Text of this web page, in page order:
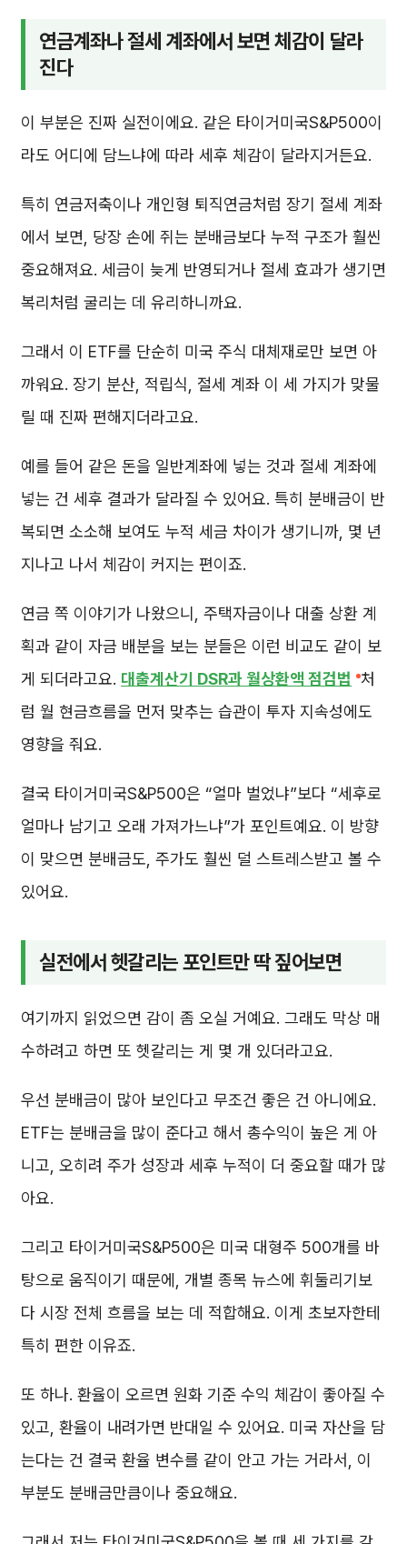
연금계좌나 절세 계좌에서 보면 체감이 달라
진다
이 부분은 진짜 실전이에요. 같은 타이거미국S&P500이
라도 어디에 담느냐에 따라 세후 체감이 달라지거든요.
특히 연금저축이나 개인형 퇴직연금처럼 장기 절세 계좌
에서 보면, 당장 손에 쥐는 분배금보다 누적 구조가 훨씬
중요해져요. 세금이 늦게 반영되거나 절세 효과가 생기면
복리처럼 굴리는 데 유리하니까요.
그래서 이 ETF를 단순히 미국 주식 대체재로만 보면 아
까워요. 장기 분산, 적립식, 절세 계좌 이 세 가지가 맞물
릴 때 진짜 편해지더라고요.
예를 들어 같은 돈을 일반계좌에 넣는 것과 절세 계좌에
넣는 건 세후 결과가 달라질 수 있어요. 특히 분배금이 반
복되면 소소해 보여도 누적 세금 차이가 생기니까, 몇 년
지나고 나서 체감이 커지는 편이죠.
연금 쪽 이야기가 나왔으니, 주택자금이나 대출 상환 계
획과 같이 자금 배분을 보는 분들은 이런 비교도 같이 보
게 되더라고요. 대출계산기 DSR과 월상환액 점검법
처
럼 월 현금흐름을 먼저 맞추는 습관이 투자 지속성에도
영향을 줘요.
결국 타이거미국S&P500은 “얼마 벌었냐”보다 “세후로
얼마나 남기고 오래 가져가느냐”가 포인트예요. 이 방향
이 맞으면 분배금도, 주가도 훨씬 덜 스트레스받고 볼 수
있어요.
실전에서 헷갈리는 포인트만 딱 짚어보면
여기까지 읽었으면 감이 좀 오실 거예요. 그래도 막상 매
수하려고 하면 또 헷갈리는 게 몇 개 있더라고요.
우선 분배금이 많아 보인다고 무조건 좋은 건 아니에요.
ETF는 분배금을 많이 준다고 해서 총수익이 높은 게 아
니고, 오히려 주가 성장과 세후 누적이 더 중요할 때가 많
아요.
그리고 타이거미국S&P500은 미국 대형주 500개를 바
탕으로 움직이기 때문에, 개별 종목 뉴스에 휘둘리기보
다 시장 전체 흐름을 보는 데 적합해요. 이게 초보자한테
특히 편한 이유죠.
또 하나. 환율이 오르면 원화 기준 수익 체감이 좋아질 수
있고, 환율이 내려가면 반대일 수 있어요. 미국 자산을 담
는다는 건 결국 환율 변수를 같이 안고 가는 거라서, 이
부분도 분배금만큼이나 중요해요.